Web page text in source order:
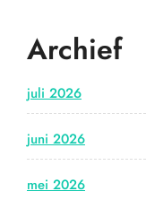
Archief
juli 2026
juni 2026
mei 2026